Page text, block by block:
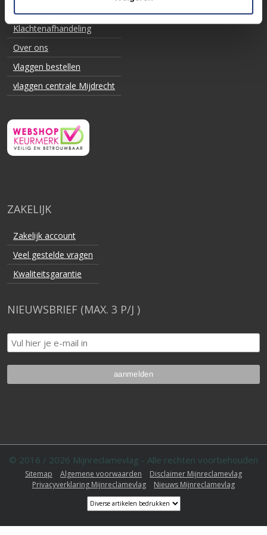
Klachtenafhandeling
Over ons
Vlaggen bestellen
vlaggen centrale Mijdrecht
ZAKELIJK
Zakelijk account
Veel gestelde vragen
Kwaliteitsgarantie
NIEUWSBRIEF (MAX. 3 P/J )
© 2016 / 2026 Mijnreclamevlag - Alle rechten voorbehouden
Sitemap Algemene voorwaarden
Disclaimer Mijnreclamevlag
Privacyverklaring Mijnreclamevlag
Nieuws Mijnreclamevlag